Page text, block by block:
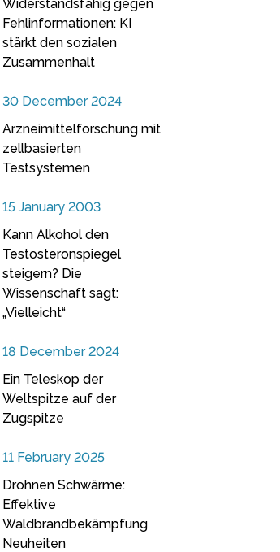
Widerstandsfähig gegen
Fehlinformationen: KI
stärkt den sozialen
Zusammenhalt
30 December 2024
Arzneimittelforschung mit
zellbasierten
Testsystemen
15 January 2003
Kann Alkohol den
Testosteronspiegel
steigern? Die
Wissenschaft sagt:
„Vielleicht“
18 December 2024
Ein Teleskop der
Weltspitze auf der
Zugspitze
11 February 2025
Drohnen Schwärme:
Effektive
Waldbrandbekämpfung
Neuheiten